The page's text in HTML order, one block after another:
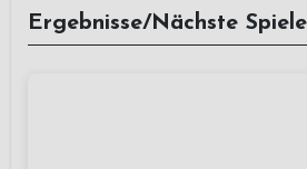
Ergebnisse/Nächste Spiele